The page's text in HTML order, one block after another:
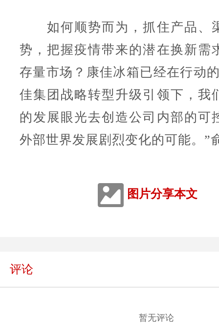
如何顺势而为，抓住产品、
势，把握疫情带来的潜在换新需
存量市场？康佳冰箱已经在行动
佳集团战略转型升级引领下，我
的发展眼光去创造公司内部的可
外部世界发展剧烈变化的可能。”
图片分享本文
评论
暂无评论